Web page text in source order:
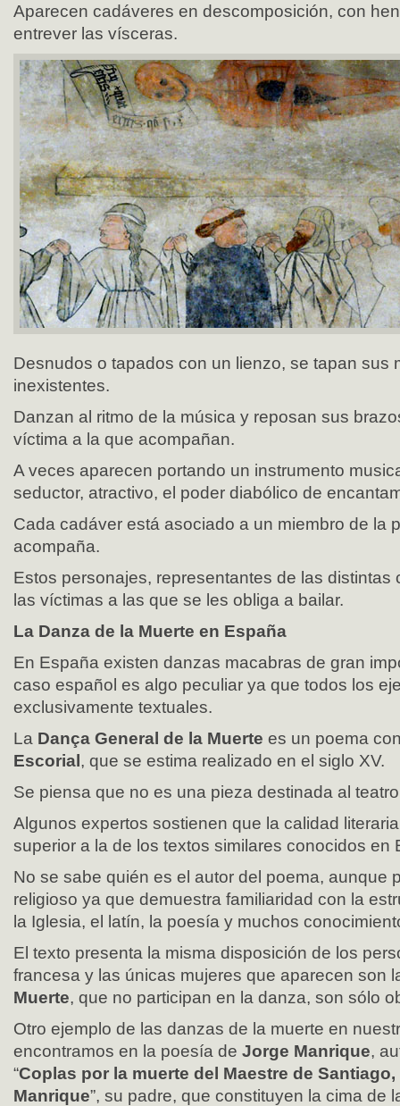
Aparecen cadáveres en descomposición, con
entrever las vísceras.
Desnudos o tapados con un lienzo, se tapan sus
inexistentes.
Danzan al ritmo de la música y reposan sus
víctima a la que acompañan.
A veces aparecen portando un instrumento
seductor, atractivo, el poder diabólico de
Cada cadáver está asociado a un miembro de la
acompaña.
Estos personajes, representantes de las distintas
las víctimas a las que se les obliga a bailar.
La Danza de la Muerte en España
En España existen danzas macabras de gran
caso español es algo peculiar ya que todos los
exclusivamente textuales.
La Dança General de la Muerte es un poema
Escorial , que se estima realizado en el siglo XV.
Se piensa que no es una pieza destinada al
Algunos expertos sostienen que la calidad
superior a la de los textos similares conocidos en
No se sabe quién es el autor del poema, aunque
religioso ya que demuestra familiaridad con la
la Iglesia, el latín, la poesía y muchos
El texto presenta la misma disposición de los
francesa y las únicas mujeres que aparecen son
Muerte, que no participan en la danza, son sólo
Otro ejemplo de las danzas de la muerte en
encontramos en la poesía de Jorge Manrique,
“Coplas por la muerte del Maestre de
Manrique”, su padre, que constituyen la cima de